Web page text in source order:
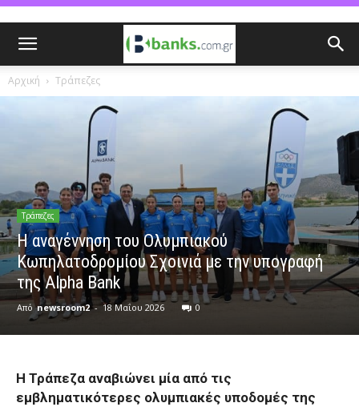
Αρχική Τράπεζες
Τράπεζες
Η αναγέννηση του Ολυμπιακού
Κωπηλατοδρομίου Σχοινιά με την υπογραφή
της Alpha Bank
Από newsroom2 - 18 Μαΐου 2026 0
Η Τράπεζα αναβιώνει μία από τις
εμβληματικότερες ολυμπιακές υποδομές της